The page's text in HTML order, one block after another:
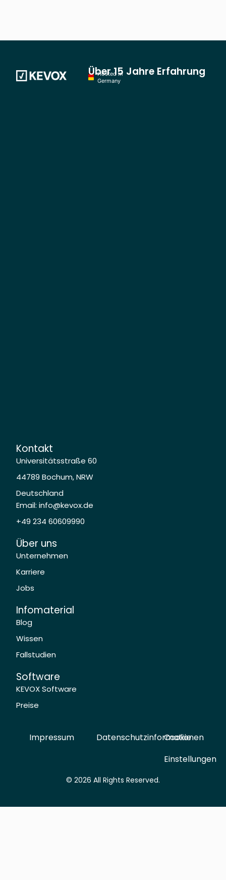
Hosted in
Germany
Über 15 Jahre Erfahrung
Kontakt
Universitätsstraße 60
44789 Bochum, NRW
Deutschland
Email: info@kevox.de
+49 234 60609990
Über uns
Unternehmen
Karriere
Jobs
Infomaterial
Blog
Wissen
Fallstudien
Software
KEVOX Software
Preise
Impressum Datenschutzinformationen
Cookie
Einstellungen
© 2026 All Rights Reserved.